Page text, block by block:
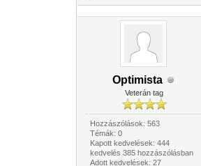
Optimista
Veterán tag
Hozzászólások: 563
Témák: 0
Kapott kedvelések: 444
kedvelés 385 hozzászólásban
Adott kedvelések: 27